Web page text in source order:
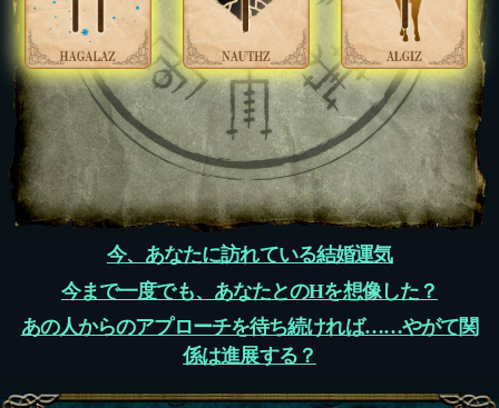
今、あなたに訪れている結婚運気
今まで一度でも、あなたとのHを想像した？
あの人からのアプローチを待ち続ければ……やがて関
係は進展する？